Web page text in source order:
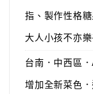
指、製作性格
大人小孩不亦樂
台南．中西區
增加全新菜色